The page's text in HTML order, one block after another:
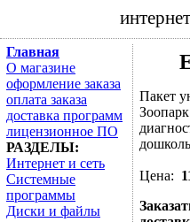
Главная
О магазине
оформление заказа
оплата заказа
доставка программ
лицензионное ПО
РАЗДЕЛЫ:
Интернет и сеть
Системные
программы
Диски и файлы
Пакет
Цена: